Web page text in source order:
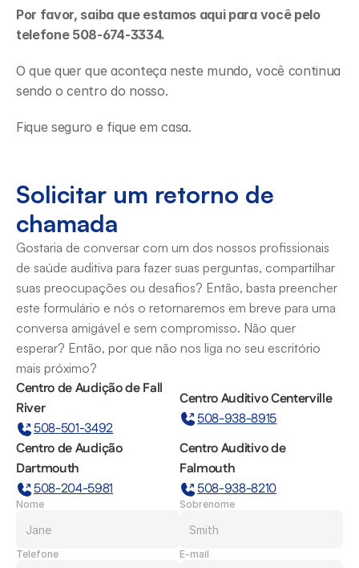
Por favor, saiba que estamos aqui para você pelo
telefone 508-674-3334.
O que quer que aconteça neste mundo, você continua
sendo o centro do nosso.
Fique seguro e fique em casa.
Solicitar um retorno de
chamada
Gostaria de conversar com um dos nossos profissionais
de saúde auditiva para fazer suas perguntas, compartilhar
suas preocupações ou desafios? Então, basta preencher
este formulário e nós o retornaremos em breve para uma
conversa amigável e sem compromisso. Não quer
esperar? Então, por que não nos liga no seu escritório
mais próximo?
Centro de Audição de Fall
River
508-501-3492
Centro Auditivo Centerville
508-938-8915
Centro de Audição
Dartmouth
508-204-5981
Centro Auditivo de
Falmouth
508-938-8210
Nome Sobrenome
Telefone E-mail